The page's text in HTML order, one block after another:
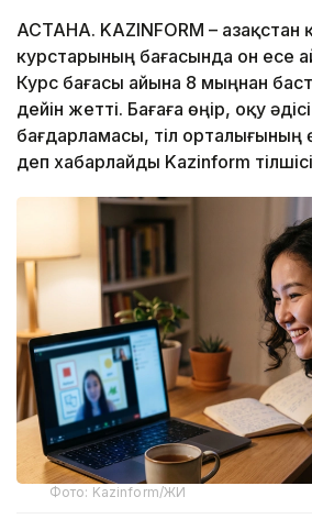
АСТАНА. KAZINFORM – Қазақстан
курстарының бағасында он есе
Курс бағасы айына 8 мыңнан
дейін жетті. Бағаға өңір, оқу
бағдарламасы, тіл орталығының
деп хабарлайды Kazinform
Фото: Kazinform/ЖИ